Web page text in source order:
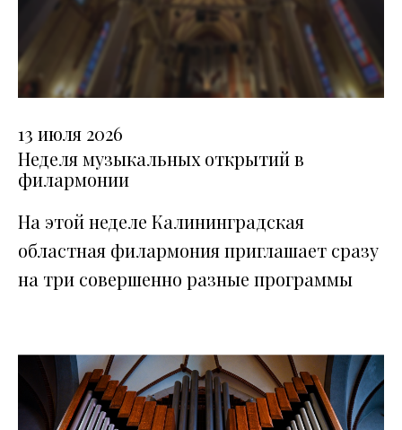
13 июля 2026
Неделя музыкальных открытий в
филармонии
На этой неделе Калининградская
областная филармония приглашает сразу
на три совершенно разные программы